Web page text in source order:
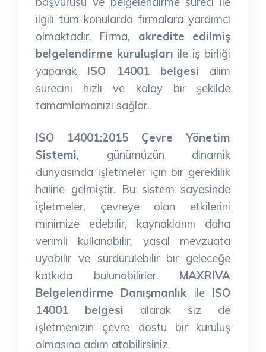
ilgili tüm konularda firmalara yardımcı
olmaktadır. Firma, akredite edilmiş
belgelendirme kuruluşları ile iş birliği
yaparak ISO 14001 belgesi alım
sürecini hızlı ve kolay bir şekilde
tamamlamanızı sağlar.
ISO 14001:2015 Çevre Yönetim
Sistemi, günümüzün dinamik
dünyasında işletmeler için bir gereklilik
haline gelmiştir. Bu sistem sayesinde
işletmeler, çevreye olan etkilerini
minimize edebilir, kaynaklarını daha
verimli kullanabilir, yasal mevzuata
uyabilir ve sürdürülebilir bir geleceğe
katkıda bulunabilirler. MAXRIVA
Belgelendirme Danışmanlık ile ISO
14001 belgesi alarak siz de
işletmenizin çevre dostu bir kuruluş
olmasına adım atabilirsiniz.